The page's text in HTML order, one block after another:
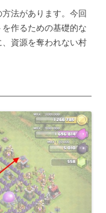
法があります。今回
作るための基礎的な
資源を奪われない村